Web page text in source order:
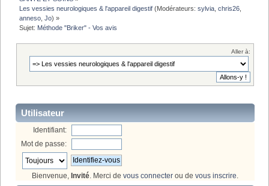
Les vessies neurologiques & l'appareil digestif (Modérateurs:sylvia ,chris26
anneso ,Jo) »
Sujet: Méthode "Briker" - Vos avis
Aller à:
Utilisateur
Identifiant:
Mot de passe:
Bienvenue, Invité . Merci de vous connecter ou de vous inscrire